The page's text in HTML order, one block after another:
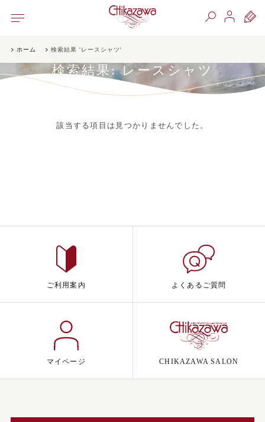
ホーム 検索結果 'レースシャツ'
検索結果:レースシャツ
該当する項目は見つかりませんでした。
ご利用案内 よくあるご質問
マイページ CHIKAZAWA SALON